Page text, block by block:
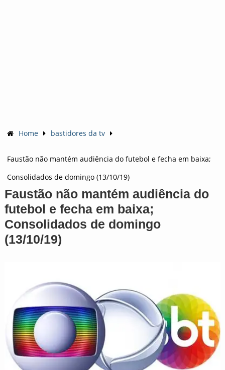
Home bastidores da tv
Faustão não mantém audiência do futebol e fecha em baixa;
Consolidados de domingo (13/10/19)
Faustão não mantém audiência do
futebol e fecha em baixa;
Consolidados de domingo
(13/10/19)